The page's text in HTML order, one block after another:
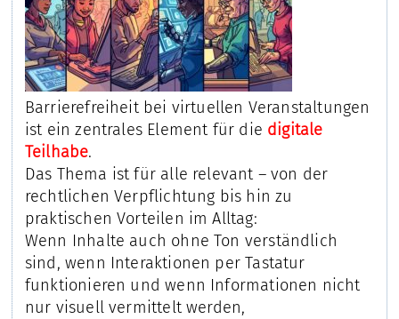
Barrierefreiheit bei virtuellen Veranstaltungen
ist ein zentrales Element für die digitale
Teilhabe.
Das Thema ist für alle relevant – von der
rechtlichen Verpflichtung bis hin zu
praktischen Vorteilen im Alltag:
Wenn Inhalte auch ohne Ton verständlich
sind, wenn Interaktionen per Tastatur
funktionieren und wenn Informationen nicht
nur visuell vermittelt werden,